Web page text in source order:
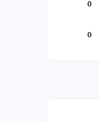
0
0